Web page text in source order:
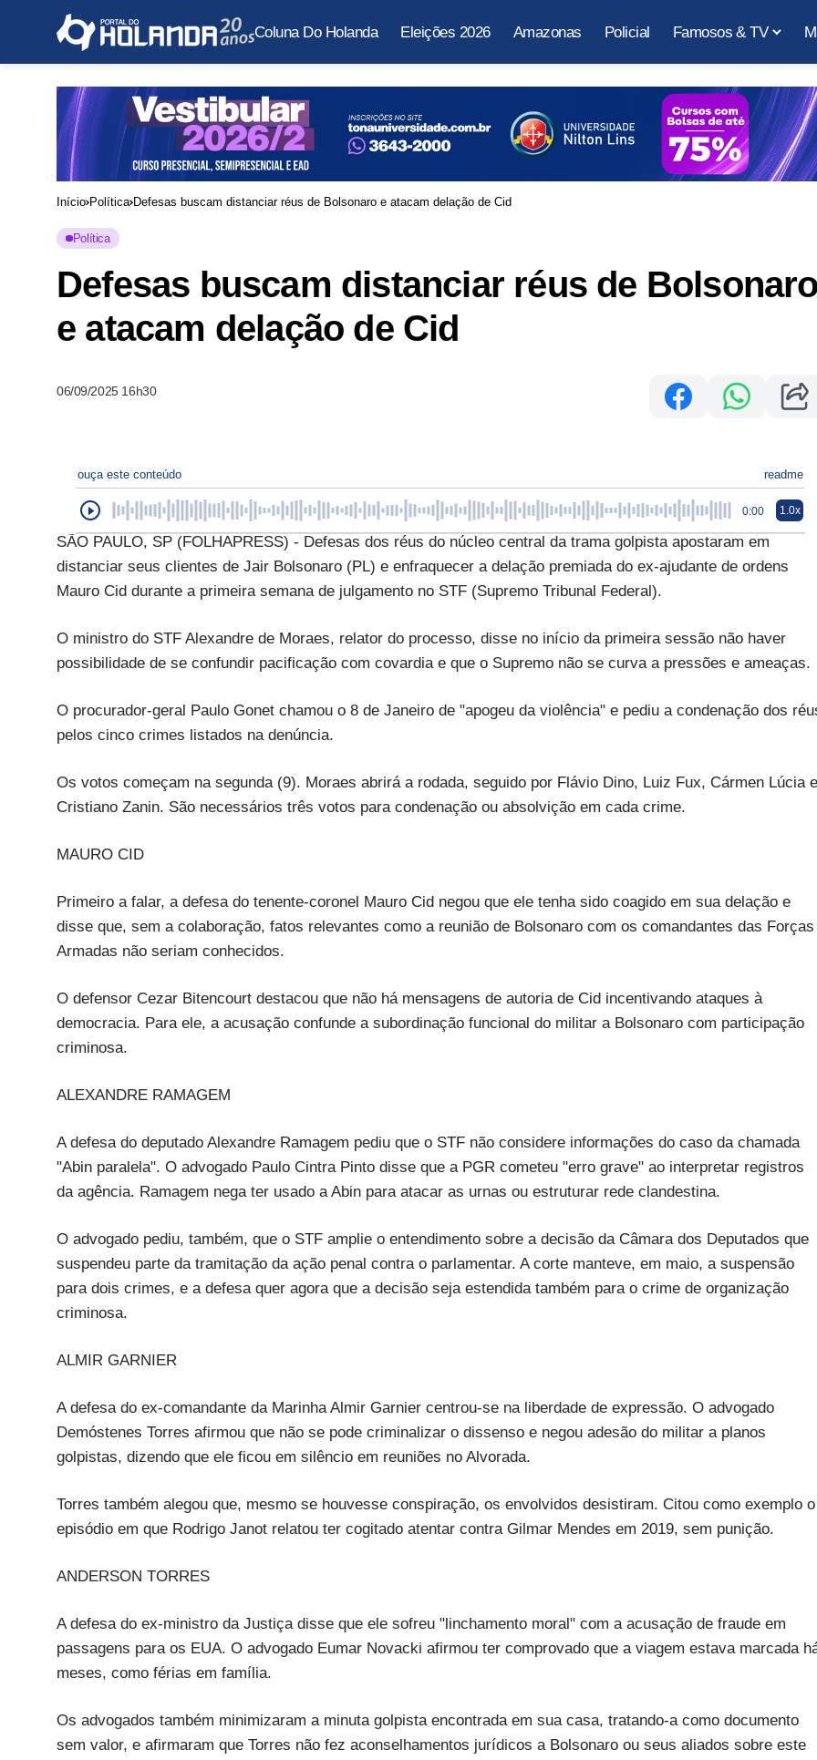
Coluna Do Holanda Eleições 2026 Amazonas Policial Famosos & TV
Início Política Defesas buscam distanciar réus de Bolsonaro e atacam delação de Cid
Política
Defesas buscam distanciar réus de
e atacam delação de Cid
06/09/2025 16h30
ouça este conteúdo readme
0:00 1.0x
SÃO PAULO, SP (FOLHAPRESS) - Defesas dos réus do núcleo central da trama golpista apostaram em
distanciar seus clientes de Jair Bolsonaro (PL) e enfraquecer a delação premiada do ex-ajudante de ordens
Mauro Cid durante a primeira semana de julgamento no STF (Supremo Tribunal Federal).
O ministro do STF Alexandre de Moraes, relator do processo, disse no início da primeira sessão não haver
possibilidade de se confundir pacificação com covardia e que o Supremo não se curva a pressões e ameaças.
O procurador-geral Paulo Gonet chamou o 8 de Janeiro de "apogeu da violência" e pediu a condenação dos
pelos cinco crimes listados na denúncia.
Os votos começam na segunda (9). Moraes abrirá a rodada, seguido por Flávio Dino, Luiz Fux, Cármen Lúcia e
Cristiano Zanin. São necessários três votos para condenação ou absolvição em cada crime.
MAURO CID
Primeiro a falar, a defesa do tenente-coronel Mauro Cid negou que ele tenha sido coagido em sua delação e
disse que, sem a colaboração, fatos relevantes como a reunião de Bolsonaro com os comandantes das Forças
Armadas não seriam conhecidos.
O defensor Cezar Bitencourt destacou que não há mensagens de autoria de Cid incentivando ataques à
democracia. Para ele, a acusação confunde a subordinação funcional do militar a Bolsonaro com participação
criminosa.
ALEXANDRE RAMAGEM
A defesa do deputado Alexandre Ramagem pediu que o STF não considere informações do caso da chamada
"Abin paralela". O advogado Paulo Cintra Pinto disse que a PGR cometeu "erro grave" ao interpretar registros
da agência. Ramagem nega ter usado a Abin para atacar as urnas ou estruturar rede clandestina.
O advogado pediu, também, que o STF amplie o entendimento sobre a decisão da Câmara dos Deputados que
suspendeu parte da tramitação da ação penal contra o parlamentar. A corte manteve, em maio, a suspensão
para dois crimes, e a defesa quer agora que a decisão seja estendida também para o crime de organização
criminosa.
ALMIR GARNIER
A defesa do ex-comandante da Marinha Almir Garnier centrou-se na liberdade de expressão. O advogado
Demóstenes Torres afirmou que não se pode criminalizar o dissenso e negou adesão do militar a planos
golpistas, dizendo que ele ficou em silêncio em reuniões no Alvorada.
Torres também alegou que, mesmo se houvesse conspiração, os envolvidos desistiram. Citou como exemplo o
episódio em que Rodrigo Janot relatou ter cogitado atentar contra Gilmar Mendes em 2019, sem punição.
ANDERSON TORRES
A defesa do ex-ministro da Justiça disse que ele sofreu "linchamento moral" com a acusação de fraude em
passagens para os EUA. O advogado Eumar Novacki afirmou ter comprovado que a viagem estava marcada
meses, como férias em família.
Os advogados também minimizaram a minuta golpista encontrada em sua casa, tratando-a como documento
sem valor, e afirmaram que Torres não fez aconselhamentos jurídicos a Bolsonaro ou seus aliados sobre este